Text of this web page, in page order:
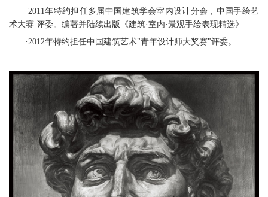
·2011年特约担任多届中国建筑学会室内设计分会，中国手绘艺
术大赛 评委。编著并陆续出版《建筑·室内·景观手绘表现精选》
·2012年特约担任中国建筑艺术"青年设计师大奖赛"评委。